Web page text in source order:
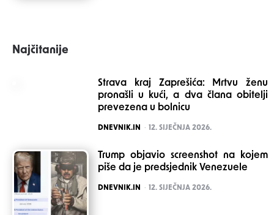
Najčitanije
Strava kraj Zaprešića: Mrtvu ženu
pronašli u kući, a dva člana obitelji
prevezena u bolnicu
POSTED
DNEVNIK.IN 12. SIJEČNJA 2026.
Trump objavio screenshot na kojem
piše da je predsjednik Venezuele
POSTED
DNEVNIK.IN 12. SIJEČNJA 2026.